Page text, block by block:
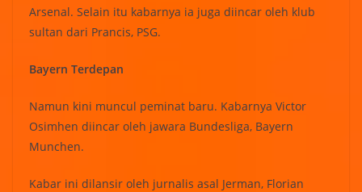
Arsenal. Selain itu kabarnya ia juga diincar oleh klub
sultan dari Prancis, PSG.
Bayern Terdepan
Namun kini muncul peminat baru. Kabarnya Victor
Osimhen diincar oleh jawara Bundesliga, Bayern
Munchen.
Kabar ini dilansir oleh jurnalis asal Jerman, Florian